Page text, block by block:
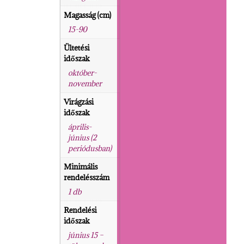
Magasság (cm)
15-90
Ültetési
időszak
október-
november
Virágzási
időszak
április-
június (2
periódusban)
Minimális
rendelésszám
1 db
Rendelési
időszak
június 15 –